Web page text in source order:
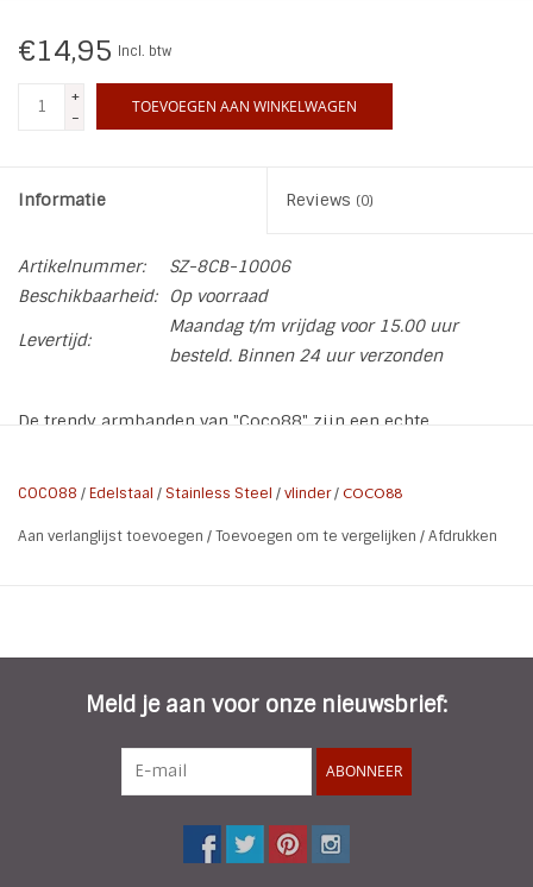
€14,95 Incl. btw
+
-
TOEVOEGEN AAN WINKELWAGEN
Informatie Reviews (0)
Artikelnummer:
SZ-8CB-10006
Beschikbaarheid:
Op voorraad
Levertijd:
Maandag t/m vrijdag voor 15.00 uur
besteld. Binnen 24 uur verzonden
De trendy armbanden van "Coco88" zijn een echte
Kleur: Rosegold
Maat: 63 mm
Steen Type: Zirconia
COCO88 /Edelstaal / Stainless Steel /vlinder/ COCO88
Aan verlanglijst toevoegen /Toevoegen om te vergelijken /Afdrukken
Meld je aan voor onze nieuwsbrief:
ABONNEER